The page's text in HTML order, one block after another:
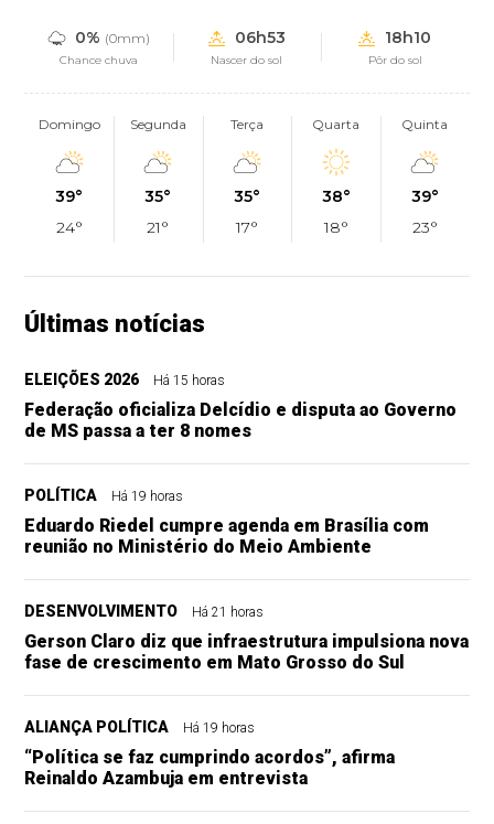
0% (0mm)
Chance chuva
06h53
Nascer do sol
18h10
Pôr do sol
Domingo
39°
24°
Segunda
35°
21°
Terça
35°
17°
Quarta
38°
18°
Quinta
39°
23°
Últimas notícias
ELEIÇÕES 2026 Há 15 horas
Federação oficializa Delcídio e disputa ao Governo
de MS passa a ter 8 nomes
POLÍTICA Há 19 horas
Eduardo Riedel cumpre agenda em Brasília com
reunião no Ministério do Meio Ambiente
DESENVOLVIMENTO Há 21 horas
Gerson Claro diz que infraestrutura impulsiona nova
fase de crescimento em Mato Grosso do Sul
ALIANÇA POLÍTICA Há 19 horas
“Política se faz cumprindo acordos”, afirma
Reinaldo Azambuja em entrevista